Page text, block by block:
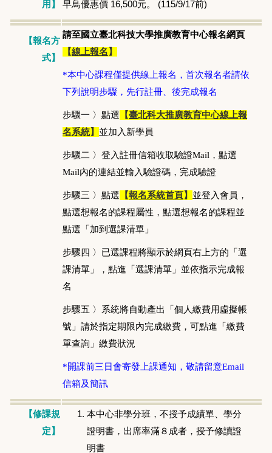
用】 早鳥優惠價 16,500元。 (115/9/17前)
【報名方
式】
請至國立臺北科技大學推廣教育中心報名網頁
【線上報名 】
*本中心課程僅提供線上報名，首次報名者請依
下列說明步驟，先行註冊、後完成報名
步驟一 〉點選 【臺北科大推廣教育中心線上報
名系統】 並加入新學員
步驟二 〉登入註冊信箱收取驗證Mail，點選
Mail內的連結並輸入驗證碼，完成驗證
步驟三 〉點選 【報名系統首頁】 並登入會員，
點選想報名的課程屬性，點選想報名的課程並
點選「加到選課清單」
步驟四 〉已選課程將顯示於網頁右上方的「選
課清單」，點進「選課清單」並依指示完成報
名
步驟五 〉系統將自動產出「個人繳費用虛擬帳
號」請於指定期限內完成繳費，可點進「繳費
單查詢」繳費狀況
*開課前三日會寄發上課通知，敬請留意Email
信箱及簡訊
【修課規
定】
本中心非學分班，不授予成績單、學分
證明書，出席率滿８成者，授予修讀證
明書